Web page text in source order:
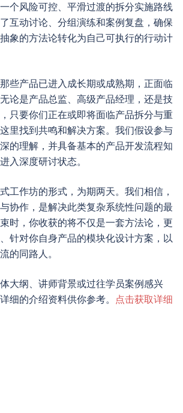
个风险可控、平滑过渡的拆分实施路线
互动讨论、分组演练和案例复盘，确保
象的方法论转化为自己可执行的行动计
些产品已进入成长期或成熟期，正面临
论是产品总监、高级产品经理，还是技
只要你们正在或即将面临产品拆分与重
里找到共鸣和解决方案。我们假设参与
的理解，并具备基本的产品开发流程知
入深度研讨状态。
工作坊的形式，为期两天。我们相信，
协作，是解决此类复杂系统性问题的最
时，你收获的将不仅是一套方法论，更
针对你自身产品的模块化设计方案，以
的同路人。
大纲、讲师背景或过往学员案例感兴
细的介绍资料供你参考。 点击获取详细